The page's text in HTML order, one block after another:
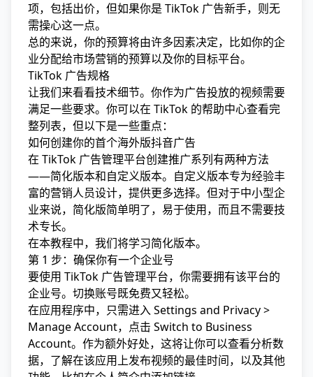
项，包括出价，但如果你是 TikTok 广告新手，则无
需操心这一点。
总的来说，你的预算将由许多因素决定，比如你的企
业分配给市场营销的预算以及你的目标平台。
TikTok 广告规格
让我们来看看技术细节。你作为广告投放的视频需要
满足一些要求。你可以在 TikTok 的帮助中心查看完
整列表，但以下是一些重点：
如何创建你的首个海外版抖音广告
在 TikTok 广告管理平台创建推广系列有两种方法
——简化版本和自定义版本。自定义版本专为经验丰
富的营销人员设计，提供更多选择。但对于中小型企
业来说，简化版简单明了，易于使用，而且不需要技
术专长。
在本教程中，我们将学习简化版本。
第 1 步：确保你有一个企业号
要使用 TikTok 广告管理平台，你需要拥有该平台的
企业号。切换账号既免费又轻松。
在应用程序中，只需进入 Settings and Privacy >
Manage Account，点击 Switch to Business
Account。作为额外好处，这将让你可以查看分析数
据， 了解在该应用上发布视频的最佳时间， 以及其他